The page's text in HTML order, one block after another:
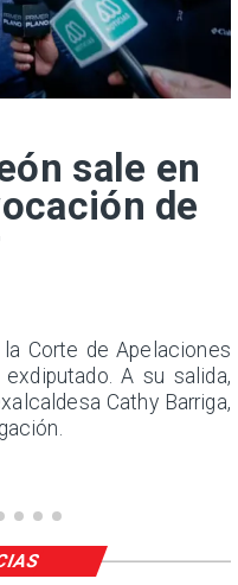
sale en
de
Corte de Apelaciones
A su salida,
Cathy Barriga,